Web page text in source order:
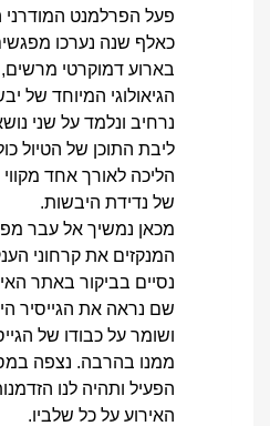
פעל הפרלמנט
כאלף שנה נערכו
בארוע דמוקרטי
הגיאולוגי המיוחד של
נרחיב ונלמד על שני
ליבת התוכן של הטיול
הליכה לאורך אחד
של נדידת היבשות.
מכאן נמשיך אל עבר
המנקזים את קרחוני הענק
נסיים בביקור באתר
שם נראה את הגייסיר
ושומר על כבודו של
ממנו בהרבה. נצפה
הפעיל ותהיה לנו
האירוע על כל שלביו.